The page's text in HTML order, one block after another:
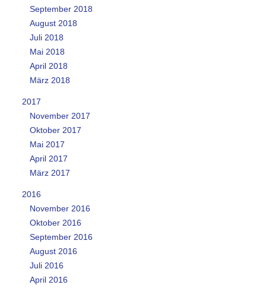
September 2018
August 2018
Juli 2018
Mai 2018
April 2018
März 2018
2017
November 2017
Oktober 2017
Mai 2017
April 2017
März 2017
2016
November 2016
Oktober 2016
September 2016
August 2016
Juli 2016
April 2016